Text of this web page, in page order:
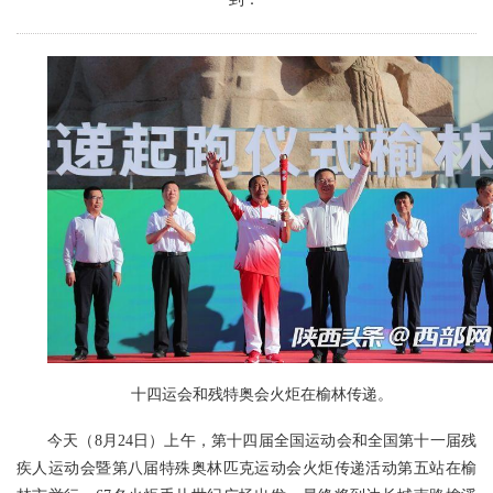
十四运会和残特奥会火炬在榆林传递。
今天（8月24日）上午，第十四届全国运动会和全国第十一届残
疾人运动会暨第八届特殊奥林匹克运动会火炬传递活动第五站在榆